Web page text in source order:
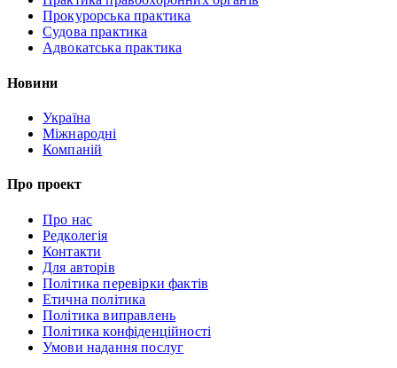
Прокурорська практика
Судова практика
Адвокатська практика
Новини
Україна
Міжнародні
Компаній
Про проект
Про нас
Редколегія
Контакти
Для авторів
Політика перевірки фактів
Етична політика
Політика виправлень
Політика конфіденційності
Умови надання послуг